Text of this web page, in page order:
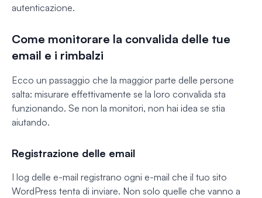
autenticazione.
Come monitorare la convalida delle tue
email e i rimbalzi
Ecco un passaggio che la maggior parte delle persone
salta: misurare effettivamente se la loro convalida sta
funzionando. Se non la monitori, non hai idea se stia
aiutando.
Registrazione delle email
I log delle e-mail registrano ogni e-mail che il tuo sito
WordPress tenta di inviare. Non solo quelle che vanno a